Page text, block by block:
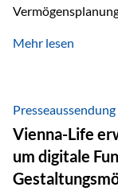
Blick behalten?
administrative
schaffen mehr Zeit
Beratung. Gerade
zum
unterstützen,
Mehr lesen
Presseaussendung
Vienna-Life
um digitale